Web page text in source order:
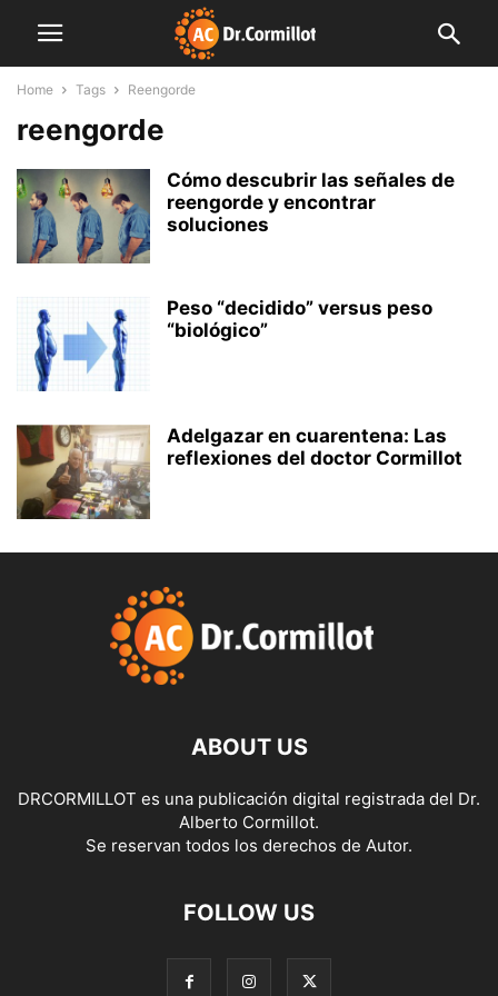
Home Tags Reengorde
reengorde
Cómo descubrir las señales de
reengorde y encontrar
soluciones
Peso “decidido” versus peso
“biológico”
Adelgazar en cuarentena: Las
reflexiones del doctor Cormillot
ABOUT US
DRCORMILLOT es una publicación digital registrada del Dr.
Alberto Cormillot.
Se reservan todos los derechos de Autor.
FOLLOW US